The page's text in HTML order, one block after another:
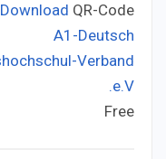
Download QR-Code
A1-Deutsch
Verband
e.V.
Free